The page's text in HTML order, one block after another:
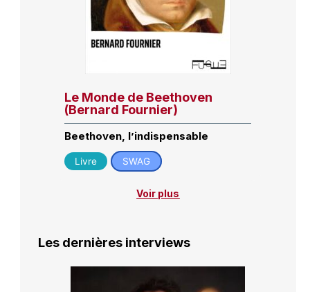
Le Monde de Beethoven
(Bernard Fournier)
Beethoven, l’indispensable
Livre SWAG
Voir plus
Les dernières interviews